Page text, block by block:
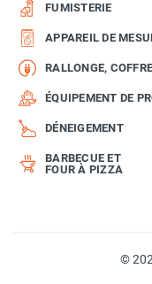
FUMISTERIE
APPAREIL DE
RALLONGE,
ÉQUIPEMENT DE
DÉNEIGEMENT
BARBECUE ET
FOUR À PIZZA
©